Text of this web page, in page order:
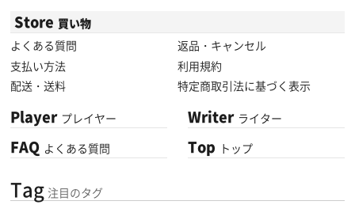
Store 買い物
よくある質問
返品・キャンセル
支払い方法
利用規約
配送・送料
特定商取引法に基づく表示
Player プレイヤー
FAQ よくある質問
Writer ライター
Top トップ
Tag 注目のタグ